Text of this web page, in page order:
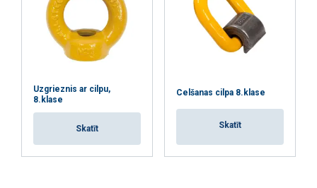
Uzgrieznis ar cilpu,
8.klase
Skatīt
Celšanas cilpa 8.klase
Skatīt